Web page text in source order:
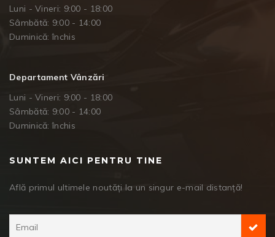
Luni - Vineri: 9:00 - 18:00
Sâmbătă: 9:00 - 14:00
Duminică: închis
Departament Vânzări
Luni - Vineri: 9:00 - 18:00
Sâmbătă: 9:00 - 14:00
Duminică: închis
SUNTEM AICI PENTRU TINE
Află primul ultimele noutăți la un singur e-mail distanță!